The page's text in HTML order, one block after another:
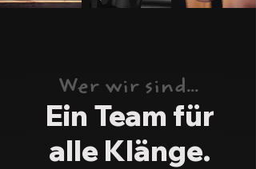
Ein Team für
alle Klänge.
Wer wir sind...